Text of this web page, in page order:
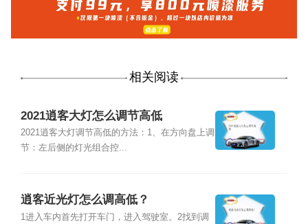
相关阅读
2021逍客大灯怎么调节高低
2021逍客大灯调节高低的方法：1、在方向盘上调
节：左后侧的灯光组合控...
逍客近光灯怎么调高低？
1进入车内首先打开车门，进入驾驶室。2找到调